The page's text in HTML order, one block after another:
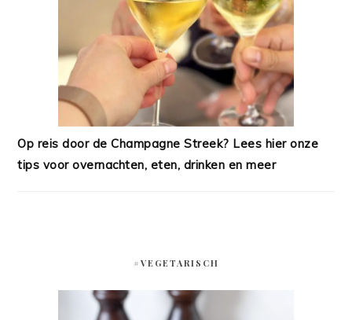
Op reis door de Champagne Streek? Lees hier onze
tips voor overnachten, eten, drinken en meer
#VEGETARISCH